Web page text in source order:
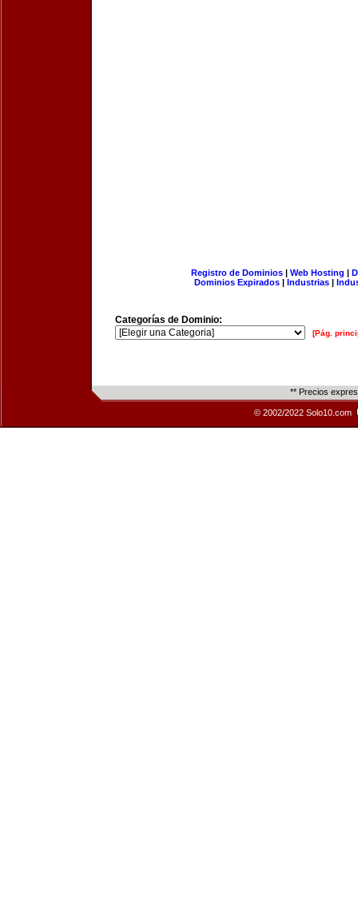
Registro de Dominios| Web Hosting |
Dominios Expirados | Industrias |
Categorías de Dominio:
[Pág.
** Precios
© 2002/2022 Solo10.com